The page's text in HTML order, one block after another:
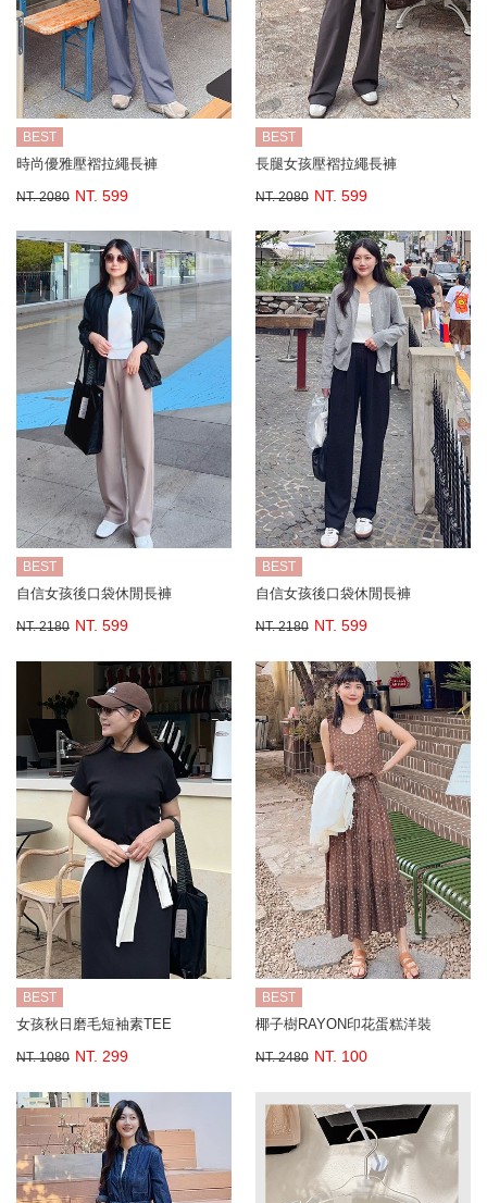
BEST
時尚優雅壓褶拉繩長褲
NT. 2080 NT. 599
BEST
長腿女孩壓褶拉繩長褲
NT. 2080 NT. 599
BEST
自信女孩後口袋休閒長褲
NT. 2180 NT. 599
BEST
自信女孩後口袋休閒長褲
NT. 2180 NT. 599
BEST
女孩秋日磨毛短袖素TEE
NT. 1080 NT. 299
BEST
椰子樹RAYON印花蛋糕洋裝
NT. 2480 NT. 100